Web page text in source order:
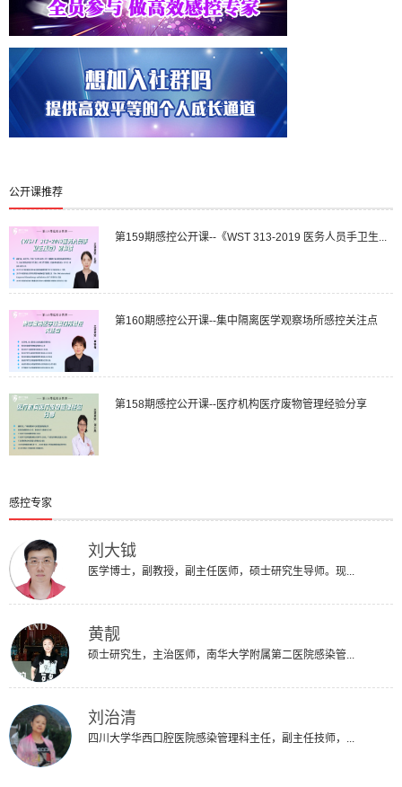
公开课推荐
第159期感控公开课--《WST 313-2019 医务人员手卫生...
第160期感控公开课--集中隔离医学观察场所感控关注点
第158期感控公开课--医疗机构医疗废物管理经验分享
感控专家
刘大钺
医学博士，副教授，副主任医师，硕士研究生导师。现...
黄靓
硕士研究生，主治医师，南华大学附属第二医院感染管...
刘治清
四川大学华西口腔医院感染管理科主任，副主任技师，...